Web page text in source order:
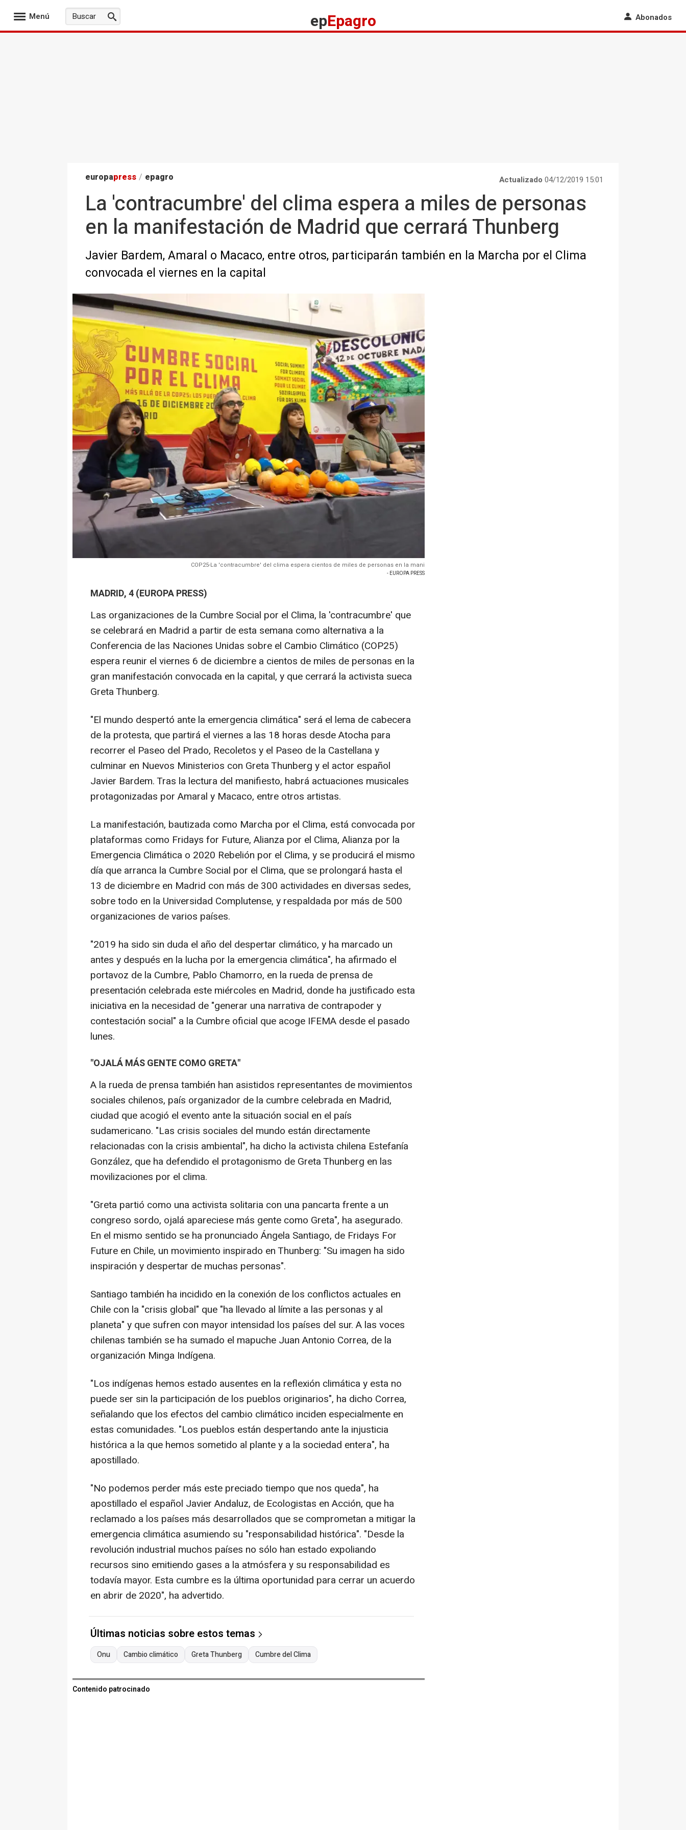
Menú epEpagro Abonados
europapress / epagro Actualizado 04/12/2019 15:01
La 'contracumbre' del clima espera a miles de personas
en la manifestación de Madrid que cerrará Thunberg
Javier Bardem, Amaral o Macaco, entre otros, participarán también en la Marcha por el Clima
convocada el viernes en la capital
COP25-La 'contracumbre' del clima espera cientos de miles de personas en la mani
- EUROPA PRESS
MADRID, 4 (EUROPA PRESS)
Las organizaciones de la Cumbre Social por el Clima, la 'contracumbre' que
se celebrará en Madrid a partir de esta semana como alternativa a la
Conferencia de las Naciones Unidas sobre el Cambio Climático (COP25)
espera reunir el viernes 6 de diciembre a cientos de miles de personas en la
gran manifestación convocada en la capital, y que cerrará la activista sueca
Greta Thunberg.
"El mundo despertó ante la emergencia climática" será el lema de cabecera
de la protesta, que partirá el viernes a las 18 horas desde Atocha para
recorrer el Paseo del Prado, Recoletos y el Paseo de la Castellana y
culminar en Nuevos Ministerios con Greta Thunberg y el actor español
Javier Bardem. Tras la lectura del manifiesto, habrá actuaciones musicales
protagonizadas por Amaral y Macaco, entre otros artistas.
La manifestación, bautizada como Marcha por el Clima, está convocada por
plataformas como Fridays for Future, Alianza por el Clima, Alianza por la
Emergencia Climática o 2020 Rebelión por el Clima, y se producirá el mismo
día que arranca la Cumbre Social por el Clima, que se prolongará hasta el
13 de diciembre en Madrid con más de 300 actividades en diversas sedes,
sobre todo en la Universidad Complutense, y respaldada por más de 500
organizaciones de varios países.
"2019 ha sido sin duda el año del despertar climático, y ha marcado un
antes y después en la lucha por la emergencia climática", ha afirmado el
portavoz de la Cumbre, Pablo Chamorro, en la rueda de prensa de
presentación celebrada este miércoles en Madrid, donde ha justificado esta
iniciativa en la necesidad de "generar una narrativa de contrapoder y
contestación social" a la Cumbre oficial que acoge IFEMA desde el pasado
lunes.
"OJALÁ MÁS GENTE COMO GRETA"
A la rueda de prensa también han asistidos representantes de movimientos
sociales chilenos, país organizador de la cumbre celebrada en Madrid,
ciudad que acogió el evento ante la situación social en el país
sudamericano. "Las crisis sociales del mundo están directamente
relacionadas con la crisis ambiental", ha dicho la activista chilena Estefanía
González, que ha defendido el protagonismo de Greta Thunberg en las
movilizaciones por el clima.
"Greta partió como una activista solitaria con una pancarta frente a un
congreso sordo, ojalá apareciese más gente como Greta", ha asegurado.
En el mismo sentido se ha pronunciado Ángela Santiago, de Fridays For
Future en Chile, un movimiento inspirado en Thunberg: "Su imagen ha sido
inspiración y despertar de muchas personas".
Santiago también ha incidido en la conexión de los conflictos actuales en
Chile con la "crisis global" que "ha llevado al límite a las personas y al
planeta" y que sufren con mayor intensidad los países del sur. A las voces
chilenas también se ha sumado el mapuche Juan Antonio Correa, de la
organización Minga Indígena.
"Los indígenas hemos estado ausentes en la reflexión climática y esta no
puede ser sin la participación de los pueblos originarios", ha dicho Correa,
señalando que los efectos del cambio climático inciden especialmente en
estas comunidades. "Los pueblos están despertando ante la injusticia
histórica a la que hemos sometido al plante y a la sociedad entera", ha
apostillado.
"No podemos perder más este preciado tiempo que nos queda", ha
apostillado el español Javier Andaluz, de Ecologistas en Acción, que ha
reclamado a los países más desarrollados que se comprometan a mitigar la
emergencia climática asumiendo su "responsabilidad histórica". "Desde la
revolución industrial muchos países no sólo han estado expoliando
recursos sino emitiendo gases a la atmósfera y su responsabilidad es
todavía mayor. Esta cumbre es la última oportunidad para cerrar un acuerdo
en abrir de 2020", ha advertido.
Últimas noticias sobre estos temas
Onu Cambio climático Greta Thunberg Cumbre del Clima
Contenido patrocinado